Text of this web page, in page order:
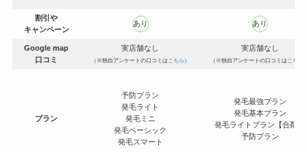
割引や
キャンペーン
あり あり
Google map
口コミ
実店舗なし
（※独自アンケートの口コミは こちら ）
実店舗なし
（※独自アンケートの口コミは こちら
プラン
予防プラン
発毛ライト
発毛ミニ
発毛ベーシック
発毛スマート
発毛最強プラン
発毛基本プラン
発毛ライトプラン【合剤】
予防プラン